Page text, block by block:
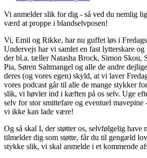
Vi anmelder slik for dig - så ved du nemlig
værd at proppe i blandselvposen!
Vi, Emil og Rikke, har nu guffet løs i
Undervejs har vi samlet en fast lytterskare
der bl.a. tæller Natasha Brock, Simon Skou,
Pia, Søren Saltmangel og alle de andre
deres (og vores egen) skyld, at vi laver
vores podcast går til alle de mange stykker
slik, vi høvler ind i kæften på os selv. Uge
selv for stor smittefare og eventuel
vi ikke kan lade være!
Og så skal I, der støtter os, selvfølgelig have
tilmelder dig som støtte, får du til gengæld
stykke slik, vi skal anmelde i et kommende